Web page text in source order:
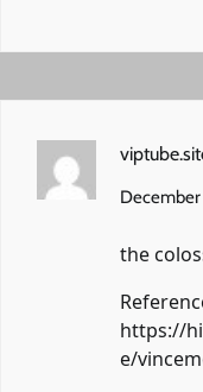
December
the
https://
e/